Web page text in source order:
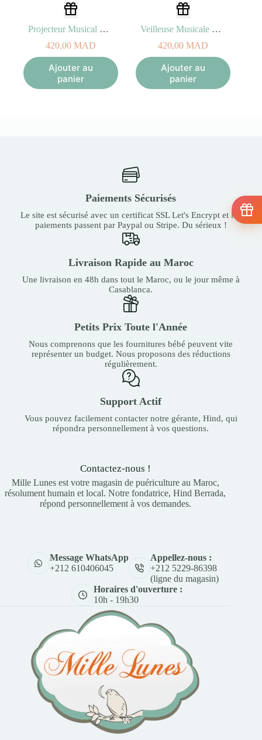
Projecteur Musical d’étoiles Bleu 0+
420,00 MAD
Ajouter au
panier
Veilleuse Musicale Projecteur d’étoiles Beige 0+
420,00 MAD
Ajouter au
panier
Paiements Sécurisés
Le site est sécurisé avec un certificat SSL Let's Encrypt et les
paiements passent par Paypal ou Stripe. Du sérieux !
Livraison Rapide au Maroc
Une livraison en 48h dans tout le Maroc, ou le jour même à
Casablanca.
Petits Prix Toute l'Année
Nous comprenons que les fournitures bébé peuvent vite
représenter un budget. Nous proposons des réductions
régulièrement.
Support Actif
Vous pouvez facilement contacter notre gérante, Hind, qui
répondra personnellement à vos questions.
Contactez-nous !
Mille Lunes est votre magasin de puériculture au Maroc,
résolument humain et local. Notre fondatrice, Hind Berrada,
répond personnellement à vos demandes.
Message WhatsApp
+212 610406045
Appellez-nous :
+212 5229-86398
(ligne du magasin)
Horaires d'ouverture :
10h - 19h30